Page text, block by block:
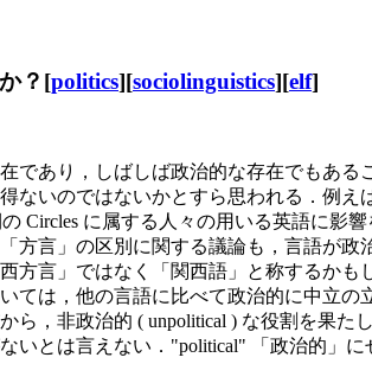
？[politics][sociolinguistics][elf]
であり，しばしば政治的な存在でもあ
ないのではないかとすら思われる．例え
の Circles に属する人々の用いる英語に影
方言」の区別に関する議論も，言語が
方言」ではなく「関西語」と称するか
ては，他の言語に比べて政治的に中立
ら，非政治的 ( unpolitical ) な役割を果
いとは言えない．"political" 「政治的」